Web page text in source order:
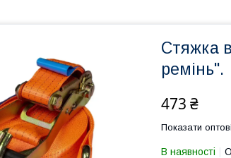
Стяжка
ремінь".
473 ₴
Показати
В наявності